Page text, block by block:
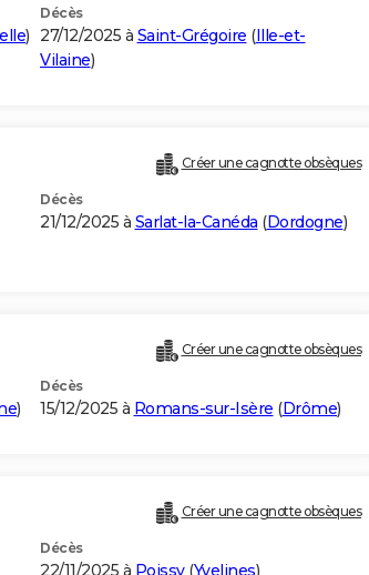
)
Décès
27/12/2025 à Saint-Grégoire (Ille-et-
Vilaine)
Créer une cagnotte obsèques
Décès
21/12/2025 à Sarlat-la-Canéda (Dordogne)
Créer une cagnotte obsèques
)
Décès
15/12/2025 à Romans-sur-Isère (Drôme)
Créer une cagnotte obsèques
Décès
22/11/2025 à Poissy(Yvelines)